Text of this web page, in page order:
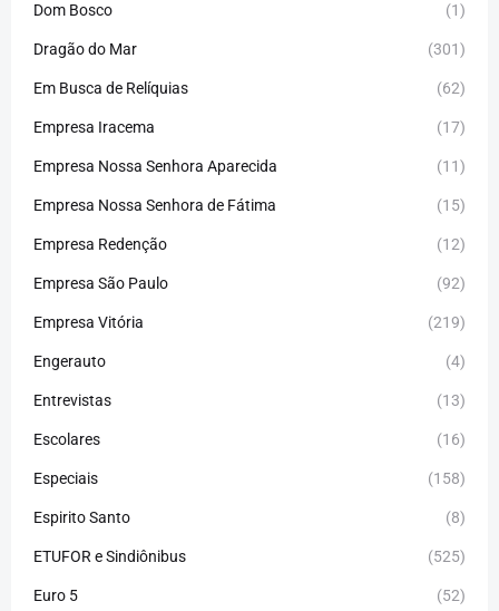
Dom Bosco (1)
Dragão do Mar (301)
Em Busca de Relíquias (62)
Empresa Iracema (17)
Empresa Nossa Senhora Aparecida (11)
Empresa Nossa Senhora de Fátima (15)
Empresa Redenção (12)
Empresa São Paulo (92)
Empresa Vitória (219)
Engerauto (4)
Entrevistas (13)
Escolares (16)
Especiais (158)
Espirito Santo (8)
ETUFOR e Sindiônibus (525)
Euro 5 (52)